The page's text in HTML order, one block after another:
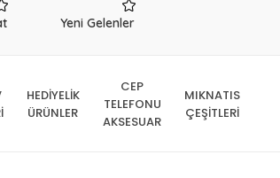
Yeni Gelenler
HEDİYELİK
ÜRÜNLER
CEP
TELEFONU
AKSESUAR
MIKNATIS
ÇEŞİTLERİ